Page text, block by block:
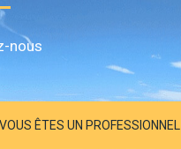
nous
VOUS ÊTES UN PROFESSIONNEL